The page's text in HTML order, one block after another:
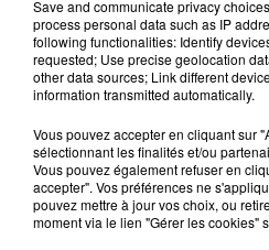
Grand jeu de l'été : les
Save and communicate privacy
process personal data such as IP
following functionalities: Identify
requested; Use precise geolocation
other data sources; Link different
information transmitted automatically.
Vous pouvez accepter en cliquant sur
sélectionnant les finalités et/ou
Vous pouvez également refuser en
accepter". Vos préférences ne
pouvez mettre à jour vos choix, ou
moment via le lien "Gérer les cookies"